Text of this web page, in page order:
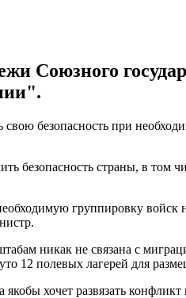
Союзного
безопасность при
безопасность страны, в
группировку
никак не связана с
12 полевых лагерей для
якобы хочет развязать